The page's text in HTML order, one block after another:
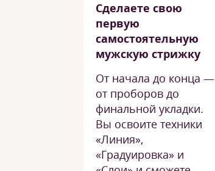
Сделаете свою
первую
самостоятельную
мужскую стрижку
От начала до конца —
от проборов до
финальной укладки.
Вы освоите техники
«Линия»,
«Градуировка» и